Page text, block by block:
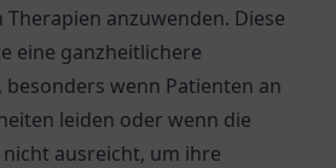
anzuwenden. Diese
eine ganzheitlichere
wenn Patienten an
leiden oder wenn die
ausreicht, um ihre